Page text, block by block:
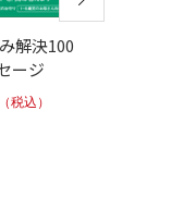
解決100
ージ
（税込）